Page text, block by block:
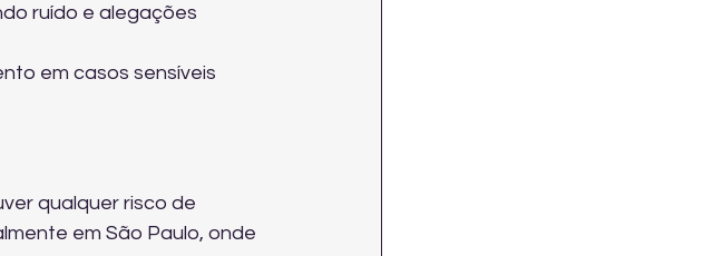
ruído e alegações
em casos sensíveis
qualquer risco de
em São Paulo, onde